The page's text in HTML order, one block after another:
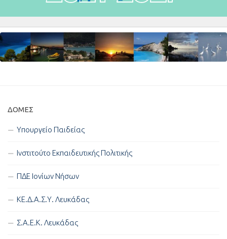
ΔΟΜΈΣ
Υπουργείο Παιδείας
Ινστιτούτο Εκπαιδευτικής Πολιτικής
ΠΔΕ Ιονίων Νήσων
ΚΕ.Δ.Α.Σ.Υ. Λευκάδας
Σ.Α.Ε.Κ. Λευκάδας